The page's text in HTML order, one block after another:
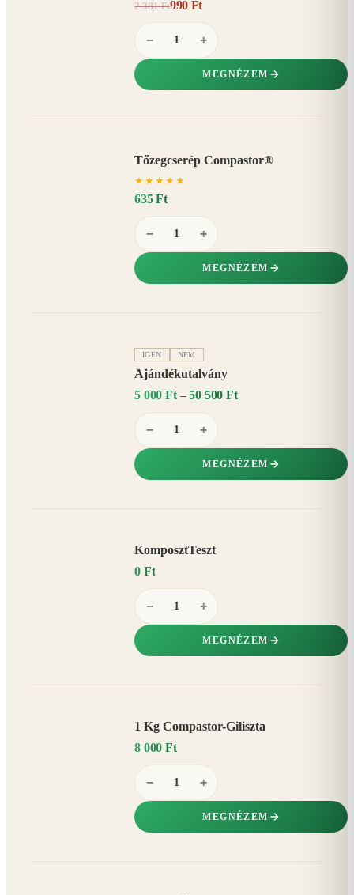
2 381 Ft990 Ft
− +
MEGNÉZEM
Tőzegcserép Compastor®
★ ★ ★ ★ ★
635 Ft
− +
MEGNÉZEM
IGEN NEM
Ajándékutalvány
5 000 Ft – 50 500 Ft
− +
MEGNÉZEM
KomposztTeszt
0 Ft
− +
MEGNÉZEM
1 Kg Compastor-Giliszta
8 000 Ft
− +
MEGNÉZEM